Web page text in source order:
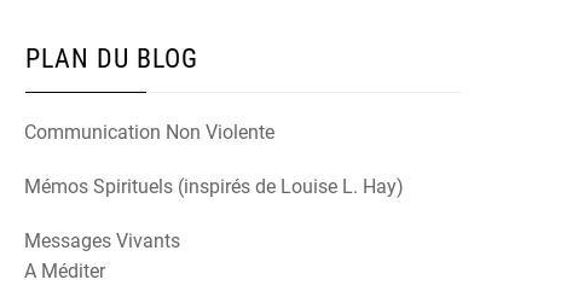
PLAN DU BLOG
Communication Non Violente
Mémos Spirituels (inspirés de Louise L. Hay)
Messages Vivants
A Méditer